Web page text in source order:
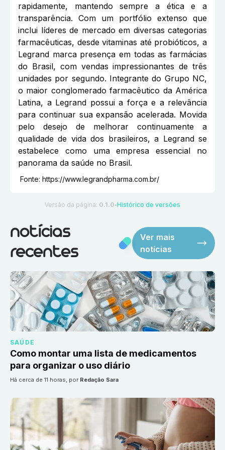
rapidamente, mantendo sempre a ética e a
transparência. Com um portfólio extenso que
inclui líderes de mercado em diversas categorias
farmacêuticas, desde vitaminas até probióticos, a
Legrand marca presença em todas as farmácias
do Brasil, com vendas impressionantes de três
unidades por segundo. Integrante do Grupo NC,
o maior conglomerado farmacêutico da América
Latina, a Legrand possui a força e a relevância
para continuar sua expansão acelerada. Movida
pelo desejo de melhorar continuamente a
qualidade de vida dos brasileiros, a Legrand se
estabelece como uma empresa essencial no
panorama da saúde no Brasil.
Fonte: https://www.legrandpharma.com.br/
Versão da página: 0.1.0 ●Histórico de versões
notícias
recentes
Ver mais
notícias
SAÚDE
Como montar uma lista de medicamentos
para organizar o uso diário
há cerca de 11 horas, por Redação Sara